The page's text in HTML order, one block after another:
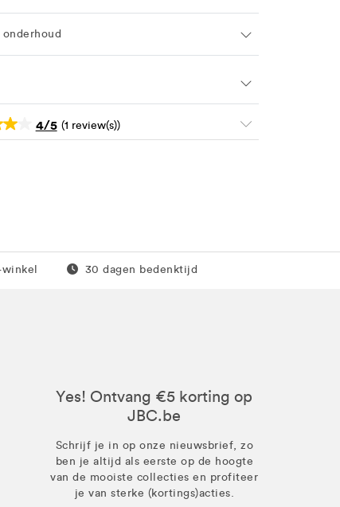
4/5 (1 review(s))
Gratis retour
30 dagen bedenktijd
Yes! Ontvang €5 korting op
JBC.be
Schrijf je in op onze nieuwsbrief, zo
ben je altijd als eerste op de hoogte
van de mooiste collecties en profiteer
je van sterke (kortings)acties.